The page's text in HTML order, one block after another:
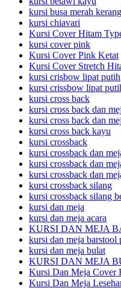
kursi busa merah
kursi chiavari
Kursi Cover Hitam
kursi cover pink
Kursi Cover Pink Ketat
Kursi Cover Stretch
kursi crisbow lipat putih
kursi crissbow lipat
kursi cross back
kursi cross back dan
kursi cross back dan
kursi cross back kayu
kursi crossback
kursi crossback dan
kursi crossback dan
kursi crossback dan
kursi crossback silang
kursi crossback silang
kursi dan meja
kursi dan meja acara
KURSI DAN MEJA
kursi dan meja barstool
kursi dan meja bulat
KURSI DAN MEJA
Kursi Dan Meja Cover
Kursi Dan Meja